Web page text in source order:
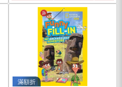
滿額折